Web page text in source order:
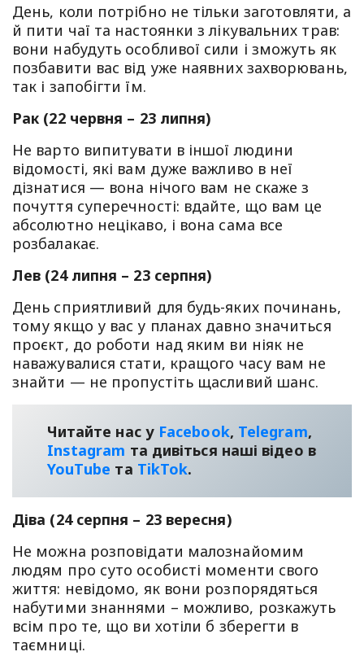
День, коли потрібно не тільки заготовляти, а
й пити чаї та настоянки з лікувальних трав:
вони набудуть особливої сили і зможуть як
позбавити вас від уже наявних захворювань,
так і запобігти їм.
Рак (22 червня – 23 липня)
Не варто випитувати в іншої людини
відомості, які вам дуже важливо в неї
дізнатися — вона нічого вам не скаже з
почуття суперечності: вдайте, що вам це
абсолютно нецікаво, і вона сама все
розбалакає.
Лев (24 липня – 23 серпня)
День сприятливий для будь-яких починань,
тому якщо у вас у планах давно значиться
проєкт, до роботи над яким ви ніяк не
наважувалися стати, кращого часу вам не
знайти — не пропустіть щасливий шанс.
Читайте нас у Facebook, Telegram,
Instagram та дивіться наші відео в
YouТube та TikTok.
Діва (24 серпня – 23 вересня)
Не можна розповідати малознайомим
людям про суто особисті моменти свого
життя: невідомо, як вони розпорядяться
набутими знаннями – можливо, розкажуть
всім про те, що ви хотіли б зберегти в
таємниці.